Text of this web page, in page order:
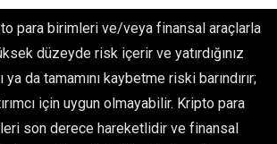
para birimleri ve/veya finansal araçlarla
düzeyde risk içerir ve yatırdığınız
ya da tamamını kaybetme riski barındırır;
için uygun olmayabilir. Kripto para
son derece hareketlidir ve finansal